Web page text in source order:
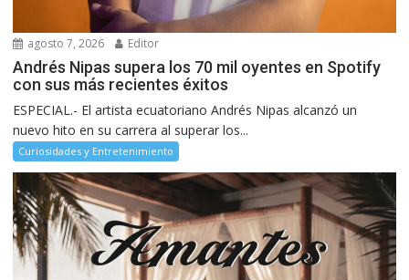
agosto 7, 2026 Editor
Andrés Nipas supera los 70 mil oyentes en Spotify
con sus más recientes éxitos
ESPECIAL.- El artista ecuatoriano Andrés Nipas alcanzó un
nuevo hito en su carrera al superar los...
Curiosidades y Entretenimiento